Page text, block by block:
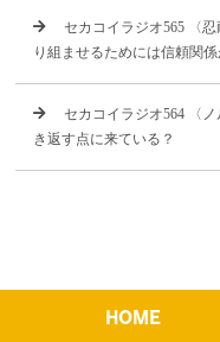
セカコイラジオ565 〈
り組ませるためには信頼関係
セカコイラジオ564 〈
き返す点に来ている？
HOME